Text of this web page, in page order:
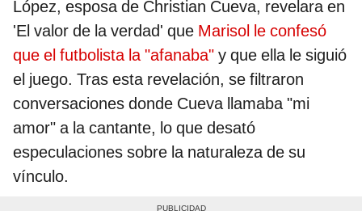
López, esposa de Christian Cueva, revelara en
'El valor de la verdad' que Marisol le confesó
que el futbolista la "afanaba" y que ella le siguió
el juego. Tras esta revelación, se filtraron
conversaciones donde Cueva llamaba "mi
amor" a la cantante, lo que desató
especulaciones sobre la naturaleza de su
vínculo.